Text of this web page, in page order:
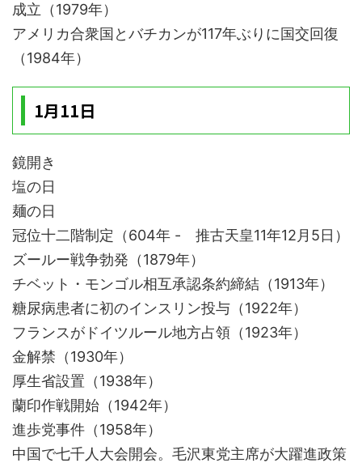
成立（1979年）
アメリカ合衆国とバチカンが117年ぶりに国交回復
（1984年）
1月11日
鏡開き
塩の日
麺の日
冠位十二階制定（604年 - 推古天皇11年12月5日）
ズールー戦争勃発（1879年）
チベット・モンゴル相互承認条約締結（1913年）
糖尿病患者に初のインスリン投与（1922年）
フランスがドイツルール地方占領（1923年）
金解禁（1930年）
厚生省設置（1938年）
蘭印作戦開始（1942年）
進歩党事件（1958年）
中国で七千人大会開会。毛沢東党主席が大躍進政策